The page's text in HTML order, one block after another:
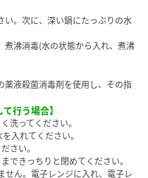
い。次に、深い鍋にたっぷりの水
煮沸消毒(水の状態から入れ、煮沸
薬液殺菌消毒剤を使用し、その指
行う場合】
洗ってください。
入れてください。
さい。
できっちりと閉めてください。
せん。電子レンジに入れ、電子レ